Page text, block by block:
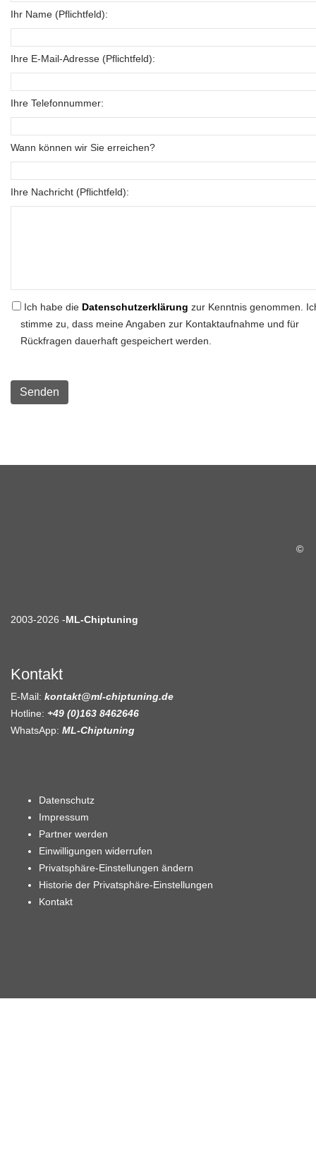
Ihr Name (Pflichtfeld):
Ihre E-Mail-Adresse (Pflichtfeld):
Ihre Telefonnummer:
Wann können wir Sie erreichen?
Ihre Nachricht (Pflichtfeld):
Ich habe die Datenschutzerklärung zur Kenntnis genommen.
stimme zu, dass meine Angaben zur Kontaktaufnahme und für
Rückfragen dauerhaft gespeichert werden.
©
2003-2026 -ML-Chiptuning
Kontakt
E-Mail: kontakt@ml-chiptuning.de
Hotline: +49 (0)163 8462646
WhatsApp: ML-Chiptuning
Datenschutz
Impressum
Partner werden
Einwilligungen widerrufen
Privatsphäre-Einstellungen ändern
Historie der Privatsphäre-Einstellungen
Kontakt